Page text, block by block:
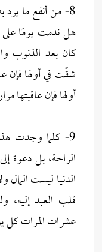
8- من أنفع ما
هل ندمت يومًا على
كان بعد الذنوب
شقّت في أولها فإن
أولها فإن عاقبتها
9- كلما وجدت
الراحة، بل دعوة
الدنيا ليست المال
قلب العبد إليه،
عشرات المرات كل